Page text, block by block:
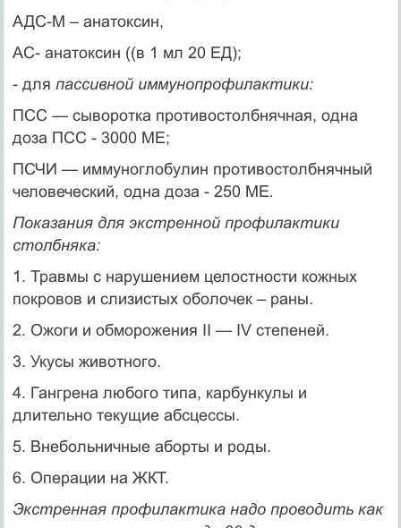
АДС-М – анатоксин,
АС- анатоксин ((в 1 мл 20 ЕД);
- для пассивной иммунопрофилактики:
ПСС — сыворотка противостолбнячная, одна
доза ПСС - 3000 МЕ;
ПСЧИ — иммуноглобулин противостолбнячный
человеческий, одна доза - 250 МЕ.
Показания для экстренной профилактики
столбняка:
1. Травмы с нарушением целостности кожных
покровов и слизистых оболочек – раны.
2. Ожоги и обморожения II — IV степеней.
3. Укусы животного.
4. Гангрена любого типа, карбункулы и
длительно текущие абсцессы.
5. Внебольничные аборты и роды.
6. Операции на ЖКТ.
Экстренная профилактика надо проводить как